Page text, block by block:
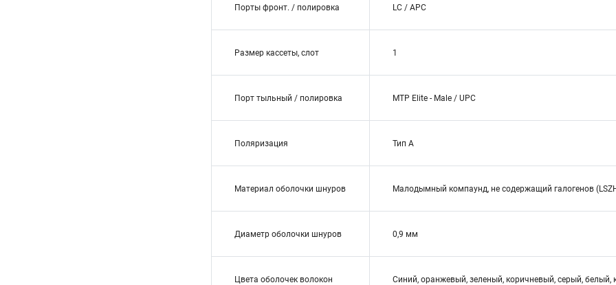
Порты фронт. / полировка LC / APC
Размер кассеты, слот 1
Порт тыльный / полировка MTP Elite - Male / UPC
Поляризация Тип А
Материал оболочки шнуров Малодымный компаунд, не содержащий галогенов
Диаметр оболочки шнуров 0,9 мм
Цвета оболочек волокон Синий, оранжевый, зеленый, коричневый, серый,